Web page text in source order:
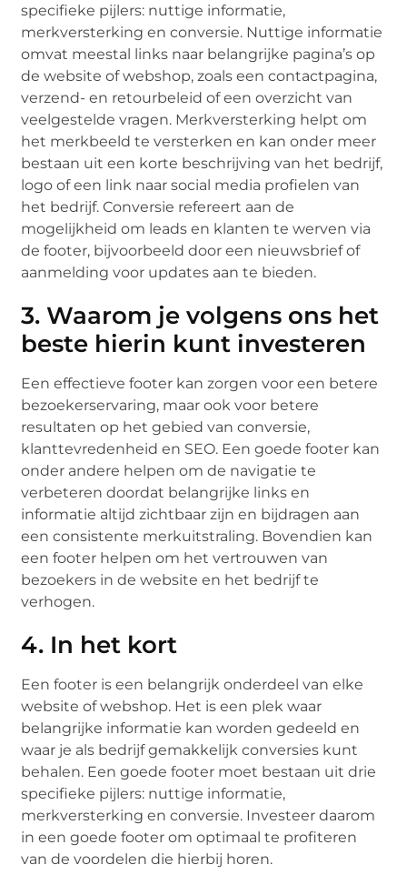
specifieke pijlers: nuttige informatie,
merkversterking en conversie. Nuttige informatie
omvat meestal links naar belangrijke pagina’s op
de website of webshop, zoals een contactpagina,
verzend- en retourbeleid of een overzicht van
veelgestelde vragen. Merkversterking helpt om
het merkbeeld te versterken en kan onder meer
bestaan uit een korte beschrijving van het bedrijf,
logo of een link naar social media profielen van
het bedrijf. Conversie refereert aan de
mogelijkheid om leads en klanten te werven via
de footer, bijvoorbeeld door een nieuwsbrief of
aanmelding voor updates aan te bieden.
3. Waarom je volgens ons het
beste hierin kunt investeren
Een effectieve footer kan zorgen voor een betere
bezoekerservaring, maar ook voor betere
resultaten op het gebied van conversie,
klanttevredenheid en SEO. Een goede footer kan
onder andere helpen om de navigatie te
verbeteren doordat belangrijke links en
informatie altijd zichtbaar zijn en bijdragen aan
een consistente merkuitstraling. Bovendien kan
een footer helpen om het vertrouwen van
bezoekers in de website en het bedrijf te
verhogen.
4. In het kort
Een footer is een belangrijk onderdeel van elke
website of webshop. Het is een plek waar
belangrijke informatie kan worden gedeeld en
waar je als bedrijf gemakkelijk conversies kunt
behalen. Een goede footer moet bestaan uit drie
specifieke pijlers: nuttige informatie,
merkversterking en conversie. Investeer daarom
in een goede footer om optimaal te profiteren
van de voordelen die hierbij horen.